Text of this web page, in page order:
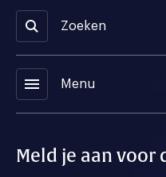
Zoeken
menu Menu
Meld je aan voor